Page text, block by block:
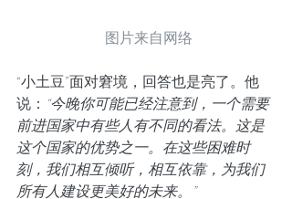
图片来自网络
“小土豆”面对窘境，回答也是亮了。他
说： “今晚你可能已经注意到，一个需要
前进国家中有些人有不同的看法。这是
这个国家的优势之一。在这些困难时
刻，我们相互倾听，相互依靠，为我们
所有人建设更美好的未来。”